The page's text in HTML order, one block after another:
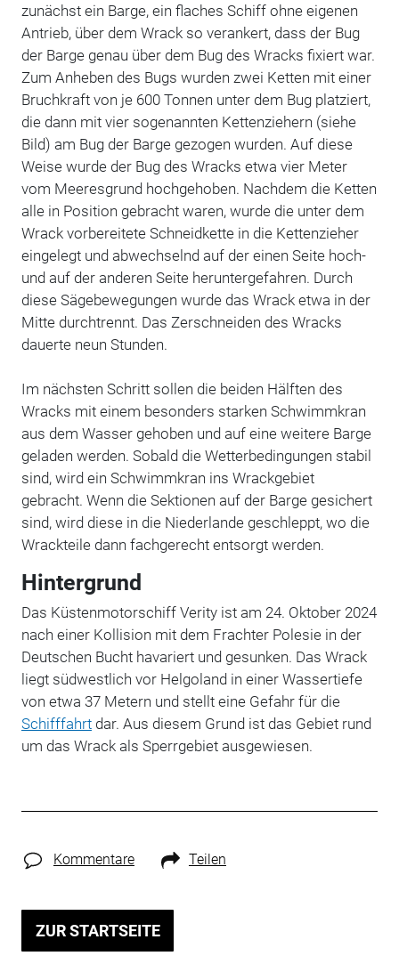
zunächst ein Barge, ein flaches Schiff ohne eigenen
Antrieb, über dem Wrack so verankert, dass der Bug
der Barge genau über dem Bug des Wracks fixiert war.
Zum Anheben des Bugs wurden zwei Ketten mit einer
Bruchkraft von je 600 Tonnen unter dem Bug platziert,
die dann mit vier sogenannten Kettenziehern (siehe
Bild) am Bug der Barge gezogen wurden. Auf diese
Weise wurde der Bug des Wracks etwa vier Meter
vom Meeresgrund hochgehoben. Nachdem die Ketten
alle in Position gebracht waren, wurde die unter dem
Wrack vorbereitete Schneidkette in die Kettenzieher
eingelegt und abwechselnd auf der einen Seite hoch-
und auf der anderen Seite heruntergefahren. Durch
diese Sägebewegungen wurde das Wrack etwa in der
Mitte durchtrennt. Das Zerschneiden des Wracks
dauerte neun Stunden.
Im nächsten Schritt sollen die beiden Hälften des
Wracks mit einem besonders starken Schwimmkran
aus dem Wasser gehoben und auf eine weitere Barge
geladen werden. Sobald die Wetterbedingungen stabil
sind, wird ein Schwimmkran ins Wrackgebiet
gebracht. Wenn die Sektionen auf der Barge gesichert
sind, wird diese in die Niederlande geschleppt, wo die
Wrackteile dann fachgerecht entsorgt werden.
Hintergrund
Das Küstenmotorschiff Verity ist am 24. Oktober 2024
nach einer Kollision mit dem Frachter Polesie in der
Deutschen Bucht havariert und gesunken. Das Wrack
liegt südwestlich vor Helgoland in einer Wassertiefe
von etwa 37 Metern und stellt eine Gefahr für die
Schifffahrtdar. Aus diesem Grund ist das Gebiet rund
um das Wrack als Sperrgebiet ausgewiesen.
Kommentare Teilen
ZUR STARTSEITE